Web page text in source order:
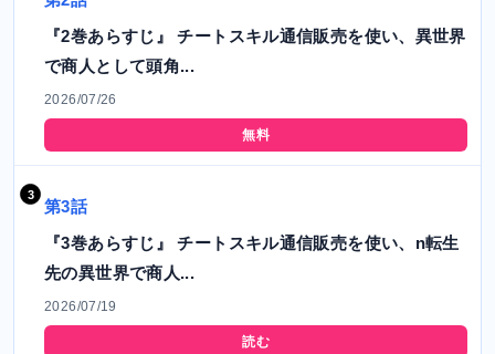
『2巻あらすじ』 チートスキル通信販売を使い、異世界
で商人として頭角...
2026/07/26
無料
第3話
『3巻あらすじ』 チートスキル通信販売を使い、n転生
先の異世界で商人...
2026/07/19
読む